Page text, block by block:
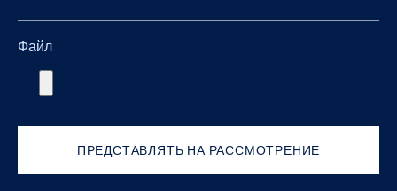
Файл
ПРЕДСТАВЛЯТЬ НА РАССМОТРЕНИЕ